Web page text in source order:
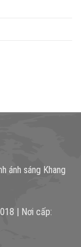
ánh sáng Khang
| Nơi cấp: